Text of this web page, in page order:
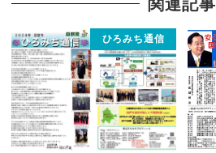
ひろみち通信